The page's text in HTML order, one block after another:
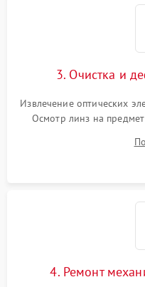
3. Очистка и
Извлечение оптических
Осмотр линз на
покрытия или появления
спецрастворами.
4. Ремонт